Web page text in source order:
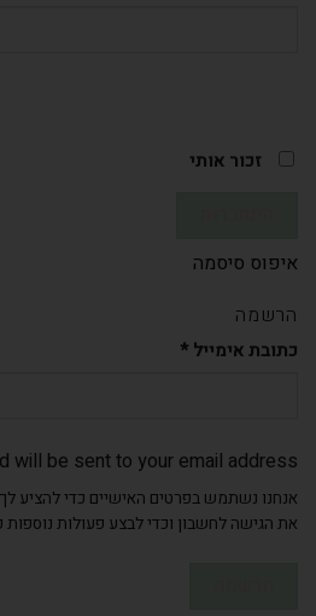
זכור אותי
איפוס סיסמה
הרשמה
כתובת אימייל *
will be sent to your email address.
אנחנו נשתמש בפרטים האישיים כדי להציע
את הגישה לחשבון וכדי לבצע פעולות